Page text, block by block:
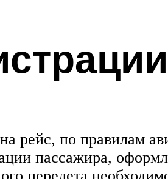
рейс, по правилам
пассажира,
перелета